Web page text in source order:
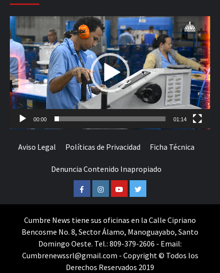
Reproductor
de
vídeo
00:00 01:14
Aviso Legal Políticas de Privacidad Ficha Técnica
Denuncia Contenido Inapropiado
FacebookInstagramYoutubeTwitter
Cumbre News tiene sus oficinas en la Calle Cipriano
Bencosme No. 8, Sector Álamo, Manoguayabo, Santo
Domingo Oeste. Tel.: 809-379-2606 - Email:
Cumbrenewssrl@gmail.com - Copyright © Todos los
Derechos Reservados 2019